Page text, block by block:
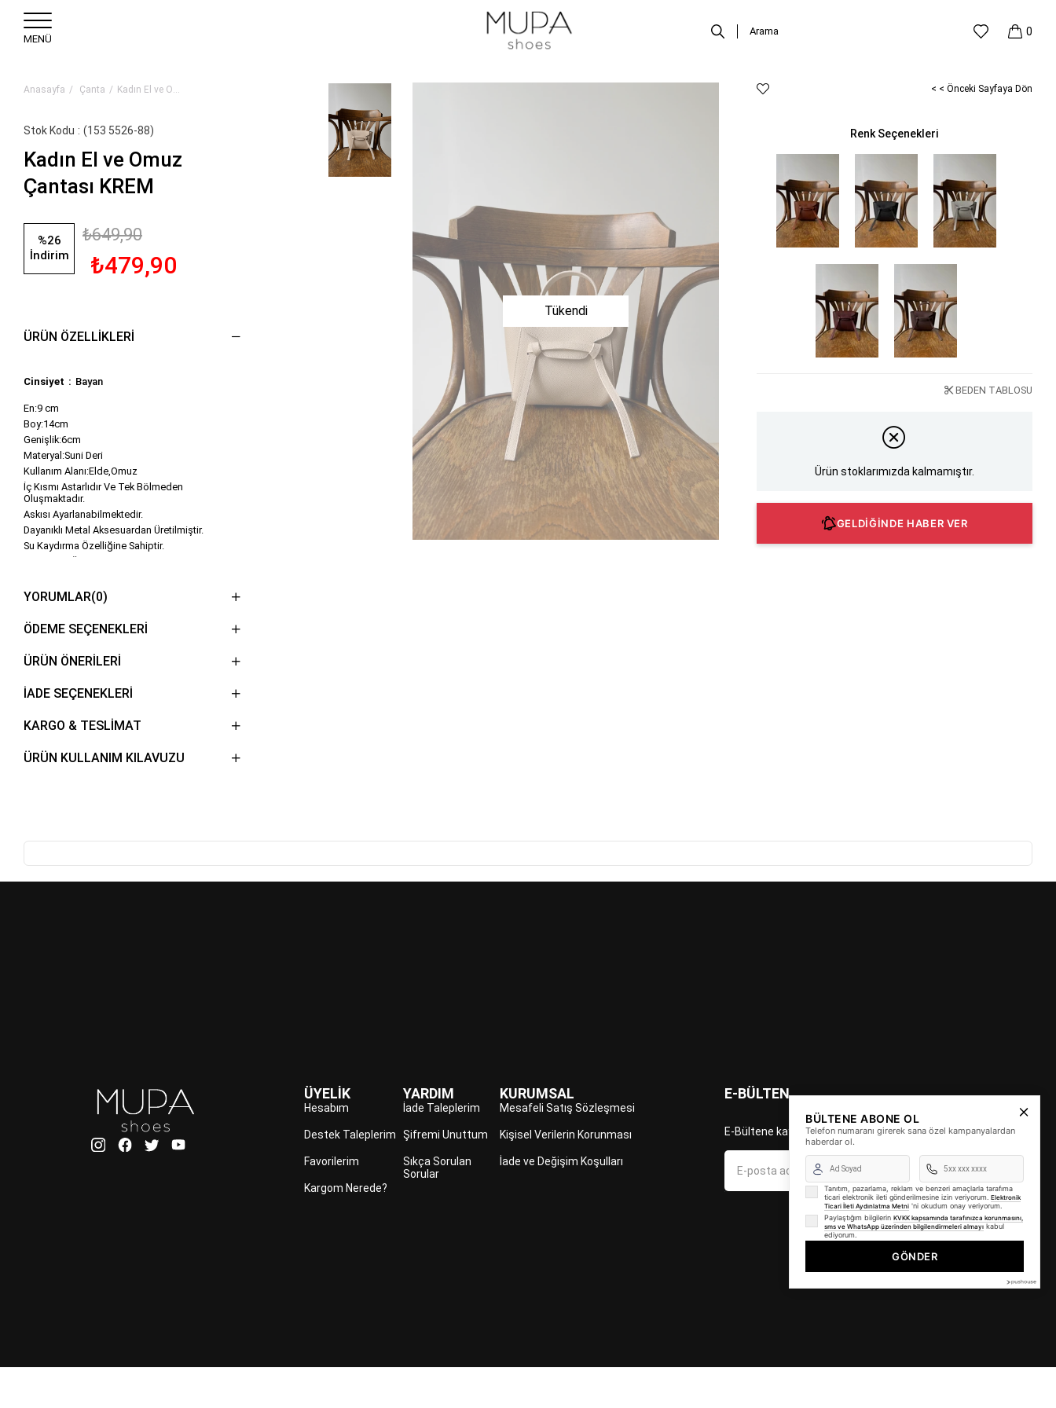
MENÜ
0
Anasayfa Çanta
Stok Kodu (153 5526-88)
Kadın El ve Omuz
Çantası KREM
%26
İndirim
₺649,90
₺479,90
ÜRÜN ÖZELLIKLERI
Cinsiyet Bayan
En:9 cm
Boy:14cm
Genişlik:6cm
Materyal:Suni Deri
Kullanım Alanı:Elde,Omuz
İç Kısmı Astarlıdır Ve Tek Bölmeden
Oluşmaktadır.
Askısı Ayarlanabilmektedir.
Dayanıklı Metal Aksesuardan Üretilmiştir.
Su Kaydırma Özelliğine Sahiptir.
100% Yerli Üretim.
Aldığınız çanta temizlemesini ve bakımlarını
yaparken çanta temizleme ve bakım ürünlerini
Bizden almış olduğunuz çantalari çamaşır
YORUMLAR(0)
ÖDEME SEÇENEKLERI
ÜRÜN ÖNERILERI
İADE SEÇENEKLERİ
KARGO & TESLİMAT
ÜRÜN KULLANIM KILAVUZU
< < Önceki Sayfaya Dön
Renk Seçenekleri
BEDEN TABLOSU
Ürün stoklarımızda kalmamıştır.
GELDİĞİNDE HABER VER
ÜYELİK
Hesabım
Destek Taleplerim
Favorilerim
Kargom Nerede?
YARDIM
İade Taleplerim
Şifremi Unuttum
Sıkça Sorulan
Sorular
KURUMSAL
Mesafeli Satış Sözleşmesi
Kişisel Verilerin Korunması
İade ve Değişim Koşulları
E-BÜLTEN
E-Bültene kayıt ol fırsat ve indirimleri kaçırma!
Gönder
BÜLTENE ABONE OL
Telefon numaranı girerek sana özel kampanyalardan
haberdar ol.
Tanıtım, pazarlama, reklam ve benzeri amaçlarla tarafıma
ticari elektronik ileti gönderilmesine izin veriyorum. Elektronik
Ticari İleti Aydınlatma Metni 'ni okudum onay veriyorum.
Paylaştığım bilgilerin KVKK kapsamında tarafınızca korunmasını,
sms ve WhatsApp üzerinden bilgilendirmeleri almayı kabul
ediyorum.
GÖNDER